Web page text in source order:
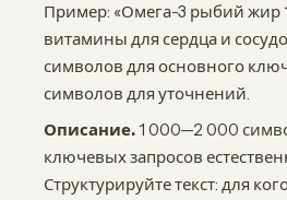
Пример: «Омега-3 рыбий жир
витамины для сердца и
символов для основного
символов для уточнений.
Описание. 1 000—2 000
ключевых запросов
Структурируйте текст: для